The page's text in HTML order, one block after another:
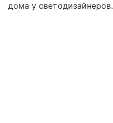
дома у светодизайнеров.